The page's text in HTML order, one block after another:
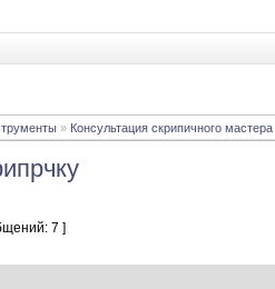
» Консультация скрипичного мастера
7 ]